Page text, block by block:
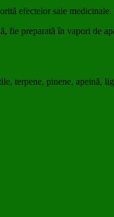
efectelor sale medicinale.
fie preparată în vapori de
terpene, pinene, apeină,